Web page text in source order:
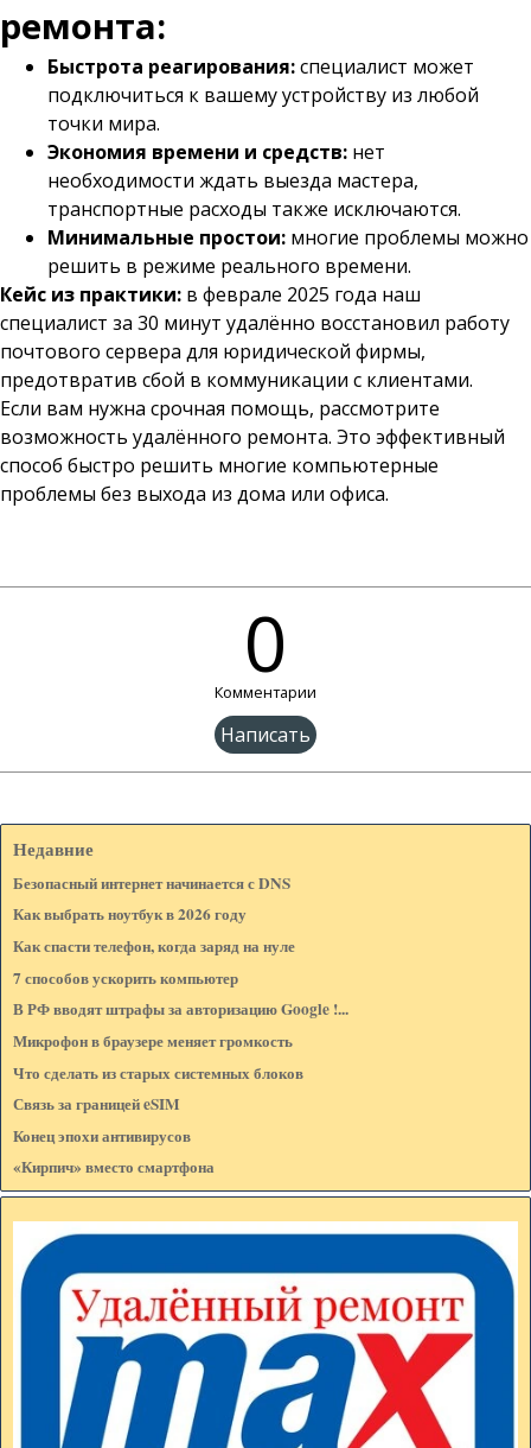
ремонта:
Быстрота реагирования:специалист может
подключиться к вашему устройству из любой
точки мира.
Экономия времени и средств: нет
необходимости ждать выезда мастера,
транспортные расходы также исключаются.
Минимальные простои: многие проблемы можно
решить в режиме реального времени.
Кейс из практики: в феврале 2025 года наш
специалист за 30 минут удалённо восстановил работу
почтового сервера для юридической фирмы,
предотвратив сбой в коммуникации с клиентами.
Если вам нужна срочная помощь, рассмотрите
возможность удалённого ремонта. Это эффективный
способ быстро решить многие компьютерные
проблемы без выхода из дома или офиса.
0
Комментарии
Веб-сайт: (Если есть)
E-mail: (не показывается на странице)*
Сообщение:*
Недавние
Безопасный интернет начинается с DNS
Как выбрать ноутбук в 2026 году
Как спасти телефон, когда заряд на нуле
7 способов ускорить компьютер
В РФ вводят штрафы за авторизацию Google !...
Микрофон в браузере меняет громкость
Что сделать из старых системных блоков
Связь за границей eSIM
Конец эпохи антивирусов
«Кирпич» вместо смартфона